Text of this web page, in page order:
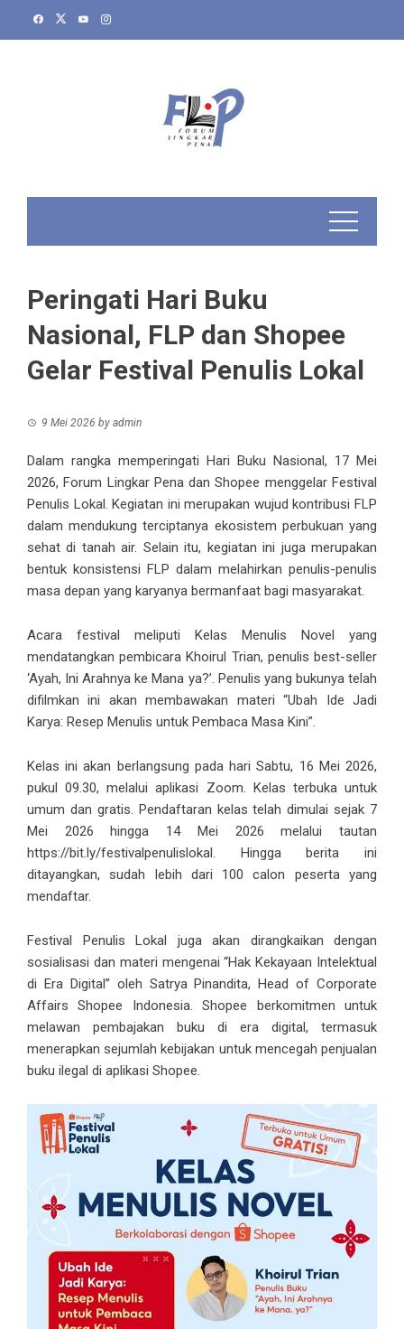
Peringati Hari Buku
Nasional, FLP dan Shopee
Gelar Festival Penulis Lokal
9 Mei 2026 by admin
Dalam rangka memperingati Hari Buku Nasional, 17 Mei
2026, Forum Lingkar Pena dan Shopee menggelar Festival
Penulis Lokal. Kegiatan ini merupakan wujud kontribusi FLP
dalam mendukung terciptanya ekosistem perbukuan yang
sehat di tanah air. Selain itu, kegiatan ini juga merupakan
bentuk konsistensi FLP dalam melahirkan penulis-penulis
masa depan yang karyanya bermanfaat bagi masyarakat.
Acara festival meliputi Kelas Menulis Novel yang
mendatangkan pembicara Khoirul Trian, penulis best-seller
‘Ayah, Ini Arahnya ke Mana ya?’. Penulis yang bukunya telah
difilmkan ini akan membawakan materi “Ubah Ide Jadi
Karya: Resep Menulis untuk Pembaca Masa Kini”.
Kelas ini akan berlangsung pada hari Sabtu, 16 Mei 2026,
pukul 09.30, melalui aplikasi Zoom. Kelas terbuka untuk
umum dan gratis. Pendaftaran kelas telah dimulai sejak 7
Mei 2026 hingga 14 Mei 2026 melalui tautan
https://bit.ly/festivalpenulislokal. Hingga berita ini
ditayangkan, sudah lebih dari 100 calon peserta yang
mendaftar.
Festival Penulis Lokal juga akan dirangkaikan dengan
sosialisasi dan materi mengenai “Hak Kekayaan Intelektual
di Era Digital” oleh Satrya Pinandita, Head of Corporate
Affairs Shopee Indonesia. Shopee berkomitmen untuk
melawan pembajakan buku di era digital, termasuk
menerapkan sejumlah kebijakan untuk mencegah penjualan
buku ilegal di aplikasi Shopee.